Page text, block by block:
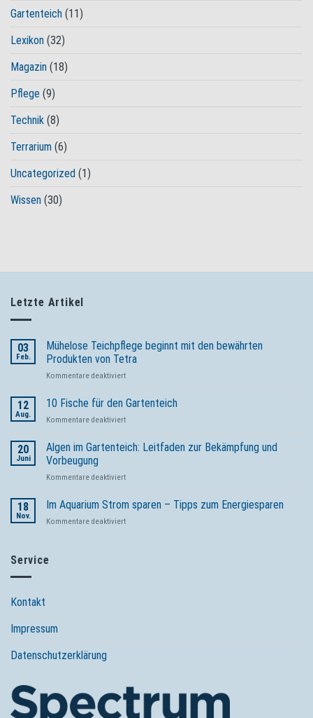
Gartenteich (11)
Lexikon (32)
Magazin (18)
Pflege (9)
Technik (8)
Terrarium (6)
Uncategorized (1)
Wissen (30)
Letzte Artikel
03
Feb.
Mühelose Teichpflege beginnt mit den bewährten
Produkten von Tetra
Kommentare deaktiviertfür
Teichpflege
mit
bewährten
Tetra
12
Aug.
10 Fische für den Gartenteich
Kommentare deaktiviertfür
Fische
Gartenteich
20
Juni
Algen im Gartenteich: Leitfaden zur Bekämpfung und
Vorbeugung
Kommentare deaktiviertfür
Gartenteich:
Leitfaden
18
Nov.
Im Aquarium Strom sparen – Tipps zum Energiesparen
Kommentare deaktiviertfür
Service
Kontakt
Impressum
Datenschutzerklärung